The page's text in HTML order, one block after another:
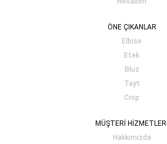
ÖNE ÇIKANLAR
Elbise
Etek
Bluz
Tayt
Crop
MÜŞTERİ HİZMETLERİ
Hakkımızda